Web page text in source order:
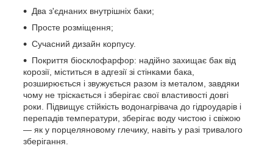
Два з'єднаних внутрішніх баки;
Просте розміщення;
Сучасний дизайн корпусу.
Покриття біосклофарфор: надійно захищає бак від
корозії, міститься в адгезії зі стінками бака,
розширюється і звужується разом із металом, завдяки
чому не тріскається і зберігає свої властивості довгі
роки. Підвищує стійкість водонагрівача до гідроударів і
перепадів температури, зберігає воду чистою і свіжою
— як у порцеляновому глечику, навіть у разі тривалого
зберігання.